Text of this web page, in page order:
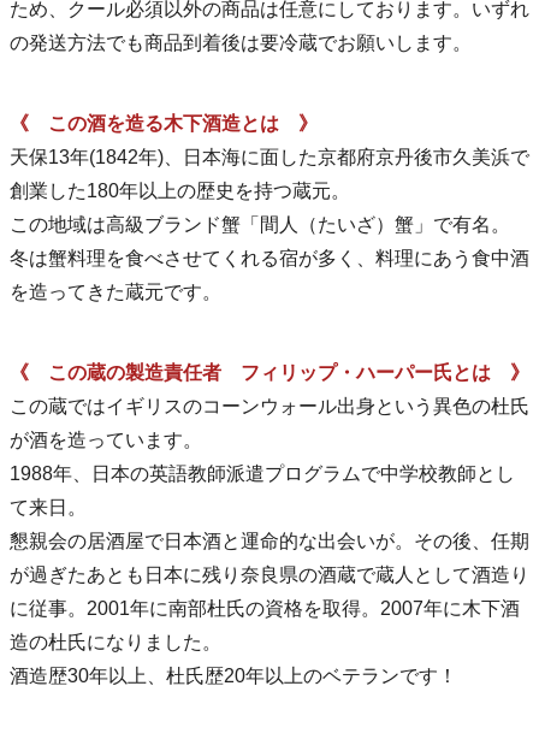
ため、クール必須以外の商品は任意にしております。いずれ
の発送方法でも商品到着後は要冷蔵でお願いします。
《 この酒を造る木下酒造とは 》
天保13年(1842年)、日本海に面した京都府京丹後市久美浜で
創業した180年以上の歴史を持つ蔵元。
この地域は高級ブランド蟹「間人（たいざ）蟹」で有名。
冬は蟹料理を食べさせてくれる宿が多く、料理にあう食中酒
を造ってきた蔵元です。
《 この蔵の製造責任者 フィリップ・ハーパー氏とは 》
この蔵ではイギリスのコーンウォール出身という異色の杜氏
が酒を造っています。
1988年、日本の英語教師派遣プログラムで中学校教師とし
て来日。
懇親会の居酒屋で日本酒と運命的な出会いが。その後、任期
が過ぎたあとも日本に残り奈良県の酒蔵で蔵人として酒造り
に従事。2001年に南部杜氏の資格を取得。2007年に木下酒
造の杜氏になりました。
酒造歴30年以上、杜氏歴20年以上のベテランです！